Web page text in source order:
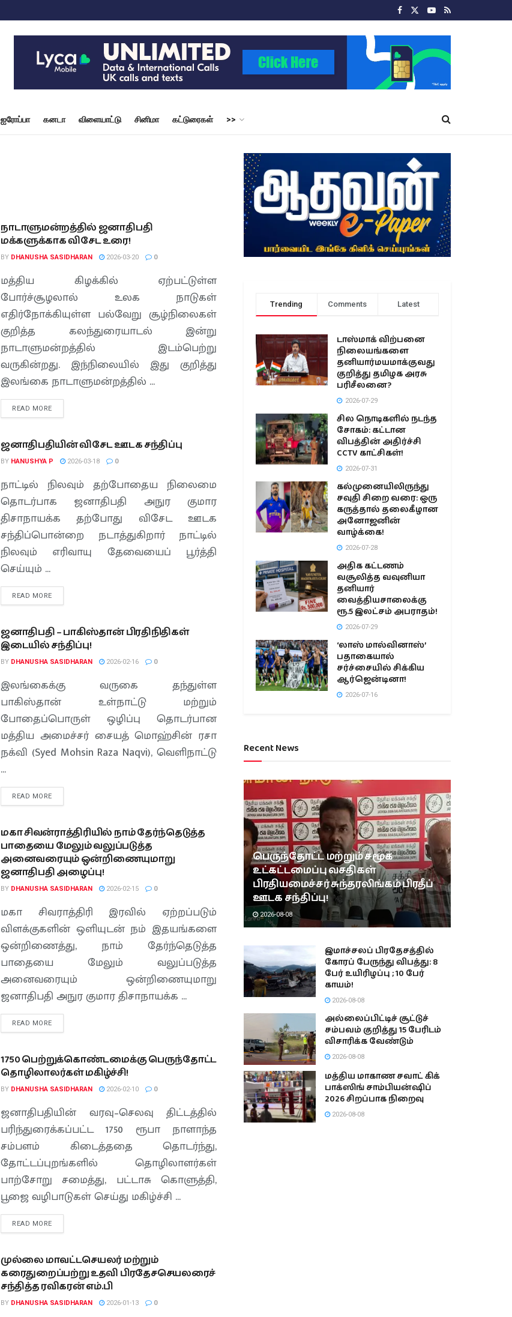
ஐரோப்பா கனடா விளையாட்டு சினிமா கட்டுரைகள் >>
நாடாளுமன்றத்தில் ஜனாதிபதி
மக்களுக்காக விசேட உரை!
BY DHANUSHA SASIDHARAN 2026-03-20 0
மத்திய கிழக்கில் ஏற்பட்டுள்ள
போர்ச்சூழலால் உலக நாடுகள்
எதிர்நோக்கியுள்ள பல்வேறு சூழ்நிலைகள்
குறித்த கலந்துரையாடல் இன்று
நாடாளுமன்றத்தில் இடம்பெற்று
வருகின்றது. இந்நிலையில் இது குறித்து
இலங்கை நாடாளுமன்றத்தில் ...
READ MORE
ஜனாதிபதியின் விசேட ஊடக சந்திப்பு
BY HANUSHYA P 2026-03-18 0
நாட்டில் நிலவும் தற்போதைய நிலைமை
தொடர்பாக ஜனாதிபதி அநுர குமார
திசாநாயக்க தற்போது விசேட ஊடக
சந்திப்பொன்றை நடாத்துகிறார் நாட்டில்
நிலவும் எரிவாயு தேவையைப் பூர்த்தி
செய்யும் ...
READ MORE
ஜனாதிபதி – பாகிஸ்தான் பிரதிநிதிகள்
இடையில் சந்திப்பு!
BY DHANUSHA SASIDHARAN 2026-02-16 0
இலங்கைக்கு வருகை தந்துள்ள
பாகிஸ்தான் உள்நாட்டு மற்றும்
போதைப்பொருள் ஒழிப்பு தொடர்பான
மத்திய அமைச்சர் சையத் மொஹ்சின் ரசா
நக்வி (Syed Mohsin Raza Naqvi), வெளிநாட்டு
...
READ MORE
மகா சிவன்ராத்திரியில் நாம் தேர்ந்தெடுத்த
பாதையை மேலும் வலுப்படுத்த
அனைவரையும் ஒன்றிணையுமாறு
ஜனாதிபதி அழைப்பு!
BY DHANUSHA SASIDHARAN 2026-02-15 0
மகா சிவராத்திரி இரவில் ஏற்றப்படும்
விளக்குகளின் ஒளியுடன் நம் இதயங்களை
ஒன்றிணைத்து, நாம் தேர்ந்தெடுத்த
பாதையை மேலும் வலுப்படுத்த
அனைவரையும் ஒன்றிணையுமாறு
ஜனாதிபதி அநுர குமார திசாநாயக்க ...
READ MORE
1750 பெற்றுக்கொண்டமைக்கு பெருந்தோட்ட
தொழிலாலர்கள் மகிழ்ச்சி!
BY DHANUSHA SASIDHARAN 2026-02-10 0
ஜனாதிபதியின் வரவு–செலவு திட்டத்தில்
பரிந்துரைக்கப்பட்ட 1750 ரூபா நாளாந்த
சம்பளம் கிடைத்ததை தொடர்ந்து,
தோட்டப்புறங்களில் தொழிலாளர்கள்
பாற்சோறு சமைத்து, பட்டாசு கொளுத்தி,
பூஜை வழிபாடுகள் செய்து மகிழ்ச்சி ...
READ MORE
முல்லை மாவட்டசெயலர் மற்றும்
கரைதுறைப்பற்று உதவி பிரதேசசெயலரைச்
சந்தித்த ரவிகரன் எம்.பி
BY DHANUSHA SASIDHARAN 2026-01-13 0
Trending Comments Latest
டாஸ்மாக் விற்பனை
நிலையங்களை
தனியார்மயமாக்குவது
குறித்து தமிழக அரசு
பரிசீலனை?
2026-07-29
சில நொடிகளில் நடந்த
சோகம்: கட்டான
விபத்தின் அதிர்ச்சி
CCTV காட்சிகள்!
2026-07-31
கல்முனையிலிருந்து
சவுதி சிறை வரை: ஒரு
கருத்தால் தலைகீழான
அனோஜனின்
வாழ்க்கை!
2026-07-28
அதிக கட்டணம்
வசூலித்த வவுனியா
தனியார்
வைத்தியசாலைக்கு
ரூ.5 இலட்சம் அபராதம்!
2026-07-29
‘லாஸ் மால்வினாஸ்’
பதாகையால்
சர்ச்சையில் சிக்கிய
ஆர்ஜென்டினா!
2026-07-16
Recent News
பெருந்தோட்ட மற்றும் சமூக
உட்கட்டமைப்பு வசதிகள்
பிரதியமைச்சர் சுந்தரலிங்கம் பிரதீப்
ஊடக சந்திப்பு!
2026-08-08
இமாச்சலப் பிரதேசத்தில்
கோரப் பேருந்து விபத்து: 8
பேர் உயிரிழப்பு ; 10 பேர்
காயம்!
2026-08-08
அல்லைப்பிட்டிச் சூட்டுச்
சம்பவம் குறித்து 15 பேரிடம்
விசாரிக்க வேண்டும்
2026-08-08
மத்திய மாகாண சவாட் கிக்
பாக்ஸிங் சாம்பியன்ஷிப்
2026 சிறப்பாக நிறைவு
2026-08-08